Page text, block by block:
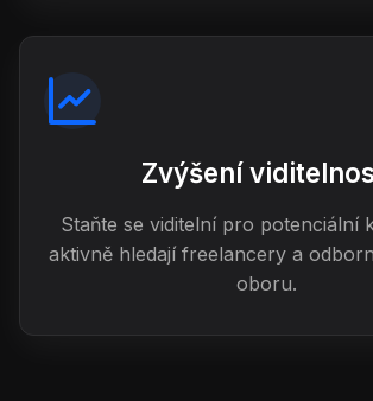
Zvýšení
Staňte se viditelní pro potenciální
aktivně hledají freelancery a
oboru.